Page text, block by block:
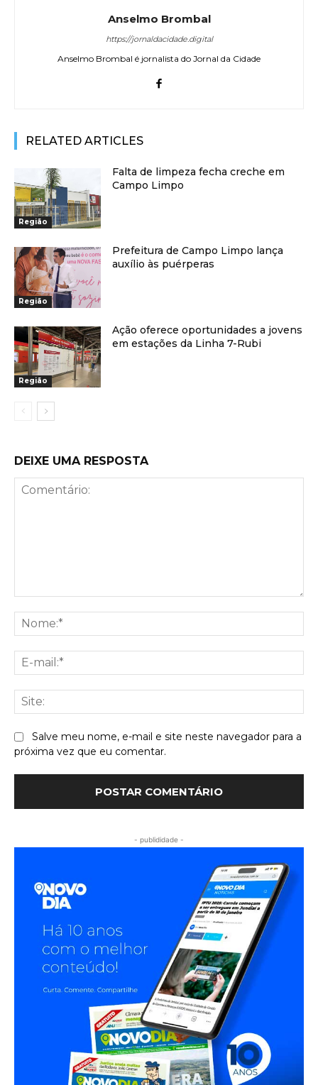
Anselmo Brombal
https://jornaldacidade.digital
Anselmo Brombal é jornalista do Jornal da Cidade
RELATED ARTICLES
Região
Falta de limpeza fecha creche em
Campo Limpo
Região
Prefeitura de Campo Limpo lança
auxílio às puérperas
Região
Ação oferece oportunidades a jovens
em estações da Linha 7-Rubi
DEIXE UMA RESPOSTA
Salve meu nome, e-mail e site neste navegador para a
próxima vez que eu comentar.
- publididade -